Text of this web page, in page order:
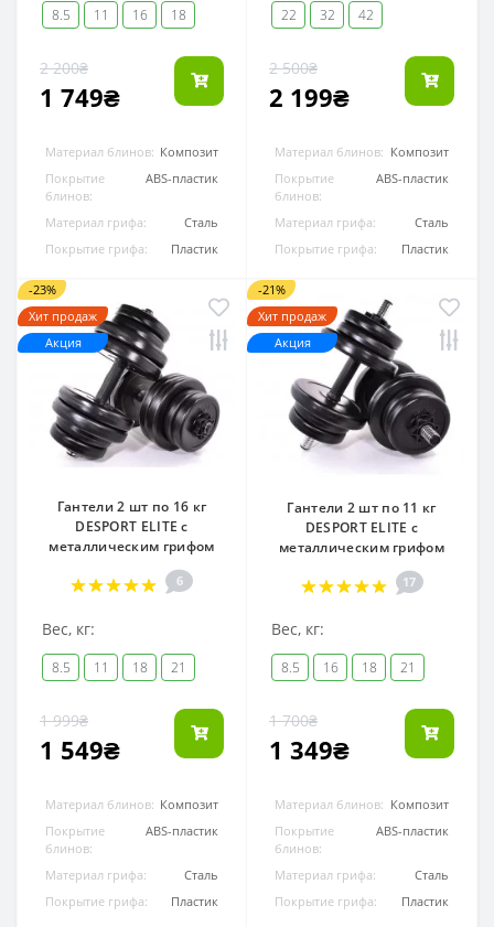
8.5 11 16 18
2 200₴
1 749₴
Материал блинов: Композит
Покрытие
блинов:
ABS-пластик
Материал грифа:
Сталь
Покрытие грифа:
Пластик
22 32 42
2 500₴
2 199₴
Материал блинов: Композит
Покрытие
блинов:
ABS-пластик
Материал грифа:
Сталь
Покрытие грифа:
Пластик
-23%
Хит продаж
Акция
Гантели 2 шт по 16 кг
DESPORT ELITE с
металлическим грифом
6
Вес, кг:
8.5 11 18 21
1 999₴
1 549₴
Материал блинов: Композит
Покрытие
блинов:
ABS-пластик
Материал грифа:
Сталь
Покрытие грифа:
Пластик
-21%
Хит продаж
Акция
Гантели 2 шт по 11 кг
DESPORT ELITE с
металлическим грифом
17
Вес, кг:
8.5 16 18 21
1 700₴
1 349₴
Материал блинов: Композит
Покрытие
блинов:
ABS-пластик
Материал грифа:
Сталь
Покрытие грифа:
Пластик